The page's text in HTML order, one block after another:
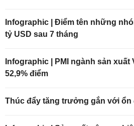
Infographic | Điểm tên những
tỷ USD sau 7 tháng
Infographic | PMI ngành sản xuất
52,9% điểm
Thúc đẩy tăng trưởng gắn với ổn